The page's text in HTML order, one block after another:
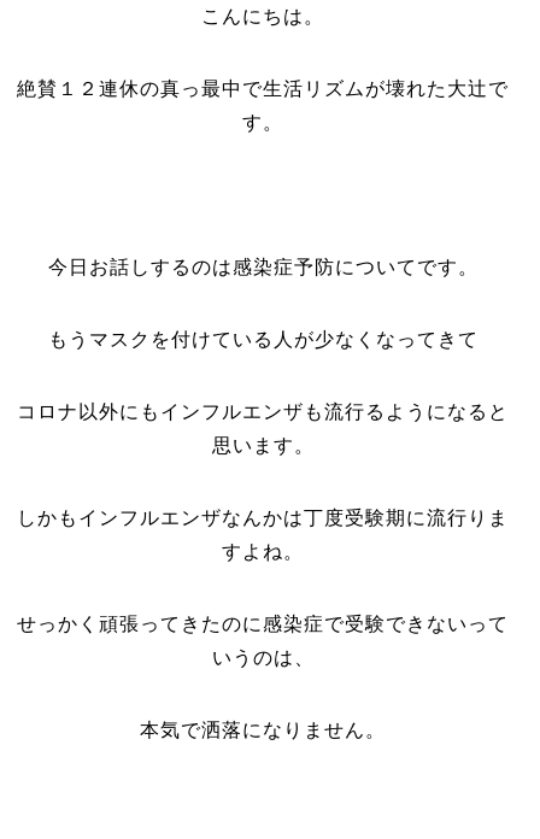
こんにちは。
絶賛１２連休の真っ最中で生活リズムが壊れた大辻で
す。
今日お話しするのは感染症予防についてです。
もうマスクを付けている人が少なくなってきて
コロナ以外にもインフルエンザも流行るようになると
思います。
しかもインフルエンザなんかは丁度受験期に流行りま
すよね。
せっかく頑張ってきたのに感染症で受験できないって
いうのは、
本気で洒落になりません。